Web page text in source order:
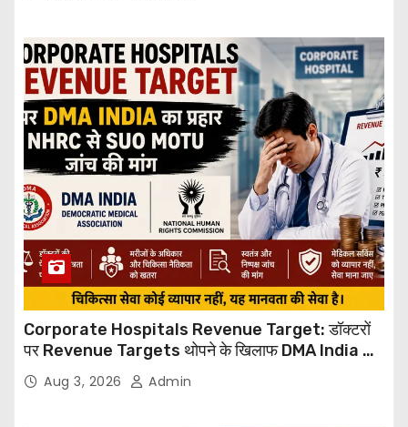
Corporate Hospitals Revenue Target: डॉक्टरों
पर Revenue Targets थोपने के खिलाफ DMA India का
बड़ा कदम, NHRC से Suo Motu जांच की मांग
Aug 3, 2026 Admin